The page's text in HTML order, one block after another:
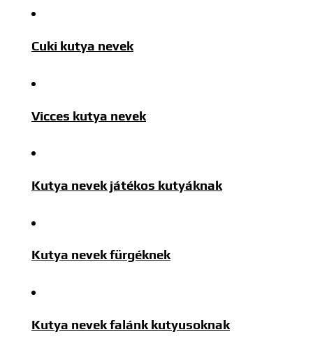
Cuki kutya nevek
Vicces kutya nevek
Kutya nevek játékos kutyáknak
Kutya nevek fürgéknek
Kutya nevek falánk kutyusoknak